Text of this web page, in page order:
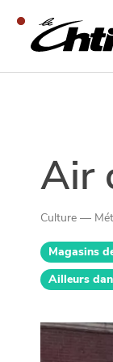
Air
Culture —
Magasins
Ailleurs
SORTIR